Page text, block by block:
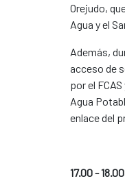
Orejudo,
Agua y el
Además,
acceso de
por el
Agua
enlace del
17.00 -